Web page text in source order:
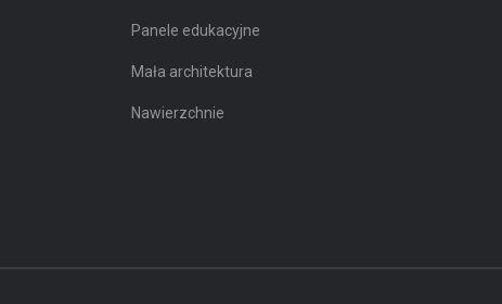
Panele edukacyjne
Mała architektura
Nawierzchnie